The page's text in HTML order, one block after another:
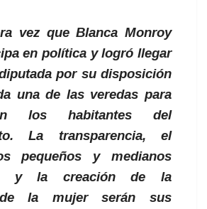
vez que Blanca Monroy
en política y logró llegar
por su disposición
una de las veredas para
los habitantes del
La transparencia, el
pequeños y medianos
y la creación de la
de la mujer serán sus